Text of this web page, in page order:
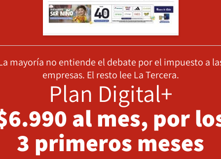
mayoría no entiende el debate por el impuesto a
empresas. El resto lee La Tercera.
Plan Digital+
al mes, por
3 primeros meses